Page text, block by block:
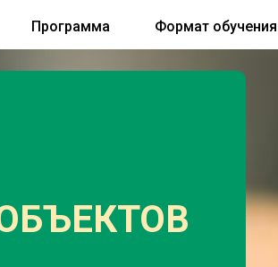
Программа Формат обучения